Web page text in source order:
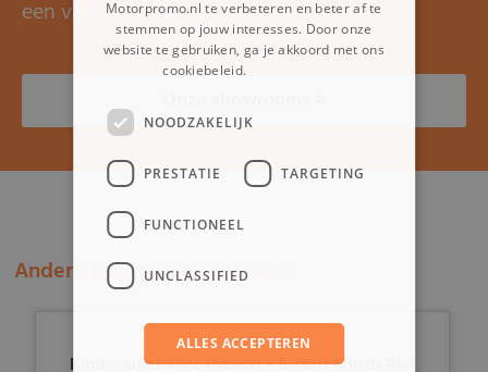
een van onze showrooms.
Andere klanten bekeken ook:
Kinderquad 49cc Python + E-start 6 inch Red
Motorpromo.nl te verbeteren en beter af te
stemmen op jouw interesses. Door onze
website te gebruiken, ga je akkoord met ons
cookiebeleid.
NOODZAKELIJK
PRESTATIE TARGETING
FUNCTIONEEL
UNCLASSIFIED
ALLES ACCEPTEREN